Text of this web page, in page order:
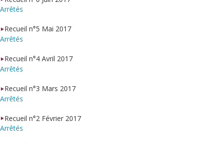
Arrêtés
Recueil n°5 Mai 2017
Arrêtés
Recueil n°4 Avril 2017
Arrêtés
Recueil n°3 Mars 2017
Arrêtés
Recueil n°2 Février 2017
Arrêtés